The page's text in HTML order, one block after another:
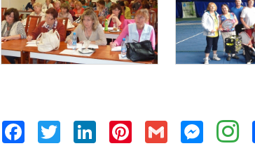
FacebookTwitterLinkedInPinterest
Gmail